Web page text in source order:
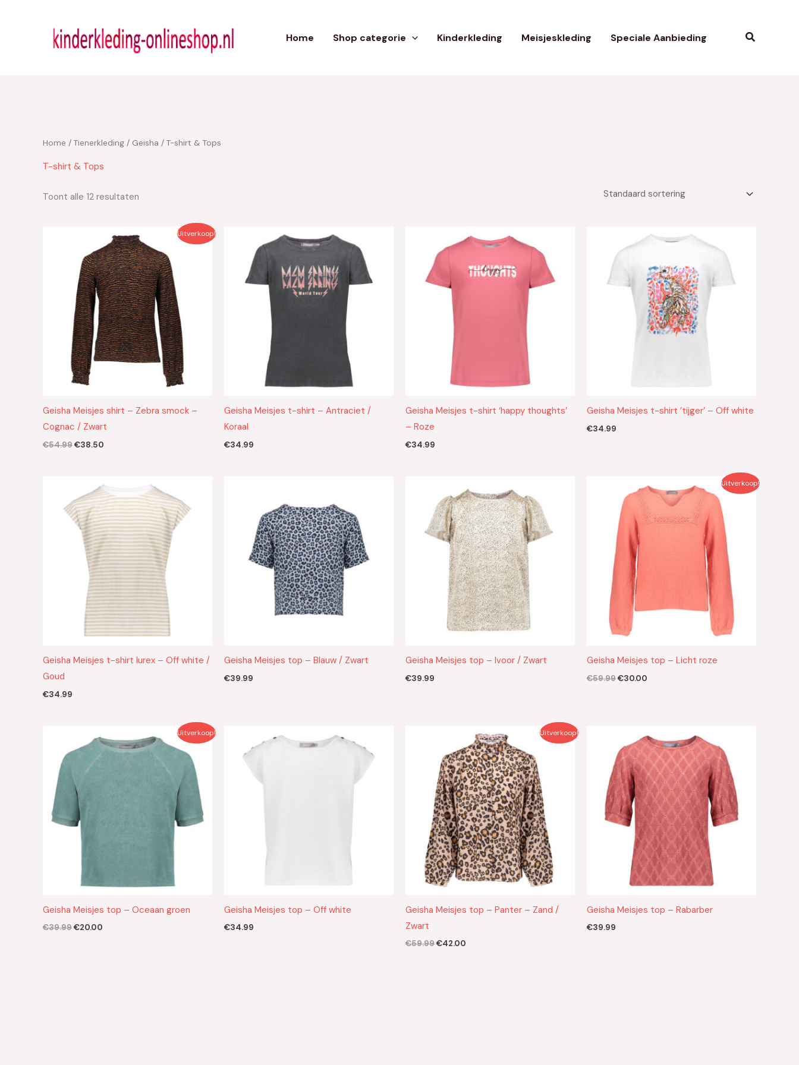
Home Shop categorie Kinderkleding Meisjeskleding Speciale Aanbieding Zoeken
Home / Tienerkleding / Geisha / T-shirt & Tops
T-shirt & Tops
Toont alle 12 resultaten
Uitverkoop!
Geisha Meisjes shirt – Zebra smock –
Cognac / Zwart
€54.99
was:
€54.99.
€38.50
prijs
is:
€38.50.
Geisha Meisjes t-shirt – Antraciet /
Koraal
€34.99
Geisha Meisjes t-shirt ‘happy thoughts’
– Roze
€34.99
Geisha Meisjes t-shirt ’tijger’ – Off white
€34.99
Geisha Meisjes t-shirt lurex – Off white /
Goud
€34.99
Geisha Meisjes top – Blauw / Zwart
€39.99
Geisha Meisjes top – Ivoor / Zwart
€39.99
Uitverkoop!
Geisha Meisjes top – Licht roze
€59.99
prijs
was:
€59.99.
€30.00
prijs
€30.00.
Uitverkoop!
Geisha Meisjes top – Oceaan groen
€39.99
prijs
was:
€39.99.
€20.00
prijs
is:
€20.00.
Geisha Meisjes top – Off white
€34.99
Uitverkoop!
Geisha Meisjes top – Panter – Zand /
Zwart
€59.99
was:
€59.99.
€42.00
prijs
is:
€42.00.
Geisha Meisjes top – Rabarber
€39.99